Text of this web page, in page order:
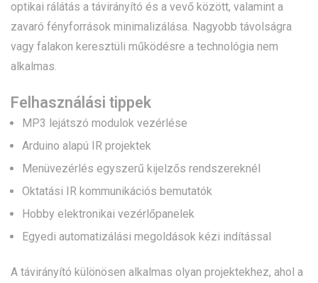
optikai rálátás a távirányító és a vevő között, valamint a
zavaró fényforrások minimalizálása. Nagyobb távolságra
vagy falakon keresztüli működésre a technológia nem
alkalmas.
Felhasználási tippek
MP3 lejátszó modulok vezérlése
Arduino alapú IR projektek
Menüvezérlés egyszerű kijelzős rendszereknél
Oktatási IR kommunikációs bemutatók
Hobby elektronikai vezérlőpanelek
Egyedi automatizálási megoldások kézi indítással
A távirányító különösen alkalmas olyan projektekhez, ahol a